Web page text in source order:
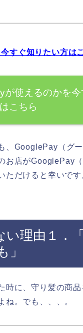
すぐ知りたい方は
使えるのかを今
こちら
、GooglePay（グ
お店がGooglePay
だけると幸いです
理由１．
時に、守り髪の商
。でも、、、。